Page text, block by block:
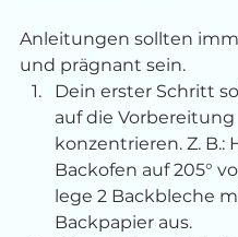
Anleitungen sollten
und prägnant sein.
Dein erster Schritt
auf die Vorbereitung
konzentrieren. Z. B.:
Backofen auf 205°
lege 2 Backbleche
Backpapier aus.